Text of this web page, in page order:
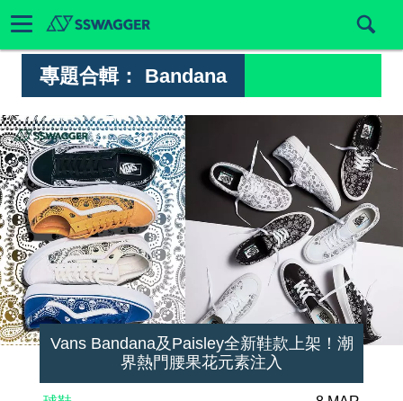
專題合輯： Bandana
Vans Bandana及Paisley全新鞋款上架！潮
界熱門腰果花元素注入